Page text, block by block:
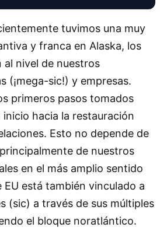
tuvimos una muy
y franca en Alaska, los
nivel de nuestros
(¡mega-sic!) y empresas.
primeros pasos tomados
hacia la restauración
Esto no depende de
de nuestros
en el más amplio sentido
EU está también vinculado a
(sic) a través de sus múltiples
el bloque noratlántico.